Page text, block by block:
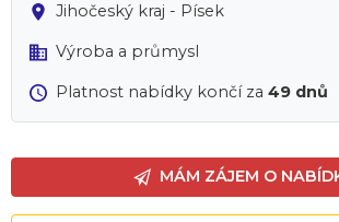
Jihočeský kraj - Písek
Výroba a průmysl
Platnost nabídky končí za 49 dnů
MÁM ZÁJEM O